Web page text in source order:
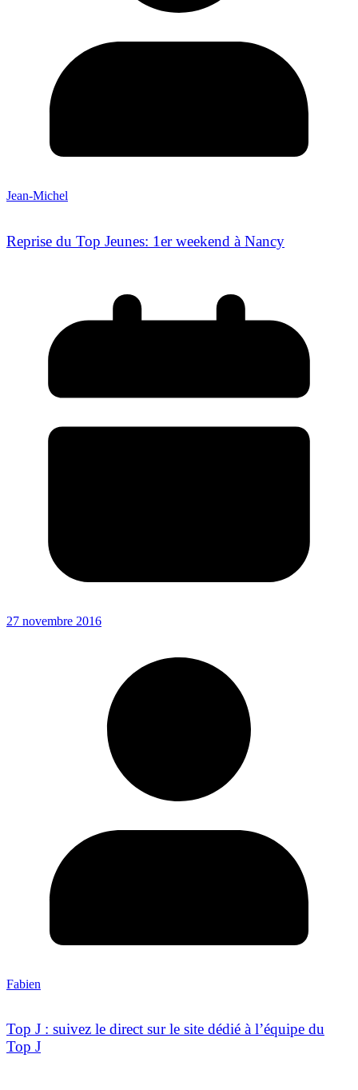
Jean-Michel
Reprise du Top Jeunes: 1er weekend à Nancy
27 novembre 2016
Fabien
Top J : suivez le direct sur le site dédié à l’équipe du
Top J